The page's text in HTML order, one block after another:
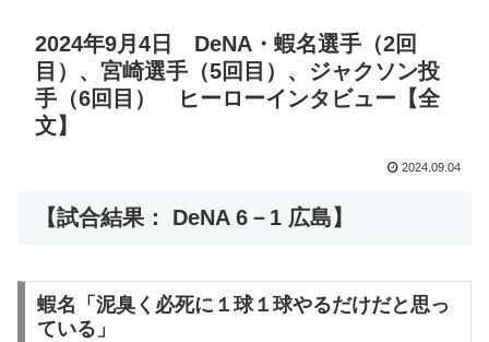
2024年9月4日 DeNA・蝦名選手（2回
目）、宮崎選手（5回目）、ジャクソン投
手（6回目） ヒーローインタビュー【全
文】
2024.09.04
【試合結果： DeNA 6－1 広島】
蝦名「泥臭く必死に１球１球やるだけだと思っ
ている」